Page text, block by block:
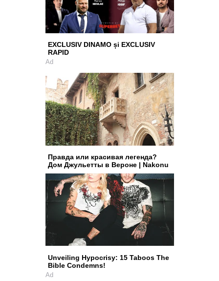
EXCLUSIV DINAMO și EXCLUSIV
RAPID
Ad
Правда или красивая легенда?
Дом Джульетты в Вероне | Nakonu
Unveiling Hypocrisy: 15 Taboos The
Bible Condemns!
Ad